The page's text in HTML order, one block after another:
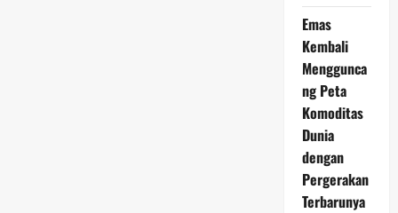
Emas
Kembali
Menggunca
ng Peta
Komoditas
Dunia
dengan
Pergerakan
Terbarunya